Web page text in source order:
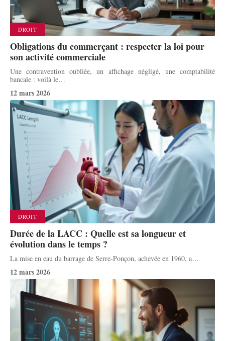
DROIT
Obligations du commerçant : respecter la loi pour
son activité commerciale
Une contravention oubliée, un affichage négligé, une comptabilité
bancale : voilà le…
12 mars 2026
DROIT
Durée de la LACC : Quelle est sa longueur et
évolution dans le temps ?
La mise en eau du barrage de Serre-Ponçon, achevée en 1960, a…
12 mars 2026